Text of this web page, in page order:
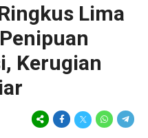
Lima
Kerugian